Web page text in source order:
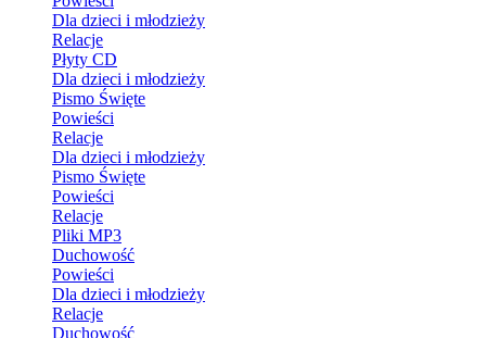
Dla dzieci i młodzieży
Relacje
Płyty CD
Dla dzieci i młodzieży
Pismo Święte
Powieści
Relacje
Dla dzieci i młodzieży
Pismo Święte
Powieści
Relacje
Pliki MP3
Duchowość
Powieści
Dla dzieci i młodzieży
Relacje
Duchowość